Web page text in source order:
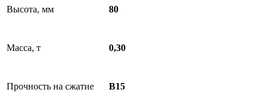
Высота, мм 80
Масса, т 0,30
Прочность на сжатие B15